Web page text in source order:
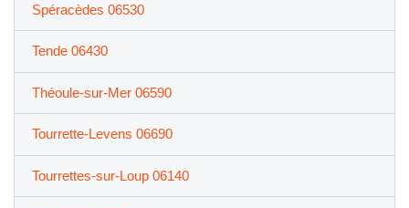
Spéracèdes 06530
Tende 06430
Théoule-sur-Mer 06590
Tourrette-Levens 06690
Tourrettes-sur-Loup 06140